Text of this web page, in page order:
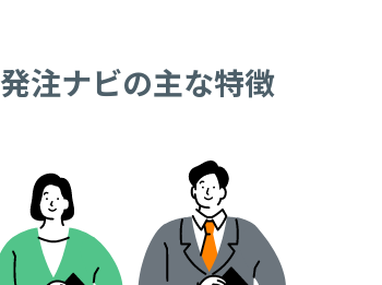
発注ナビの主な特徴